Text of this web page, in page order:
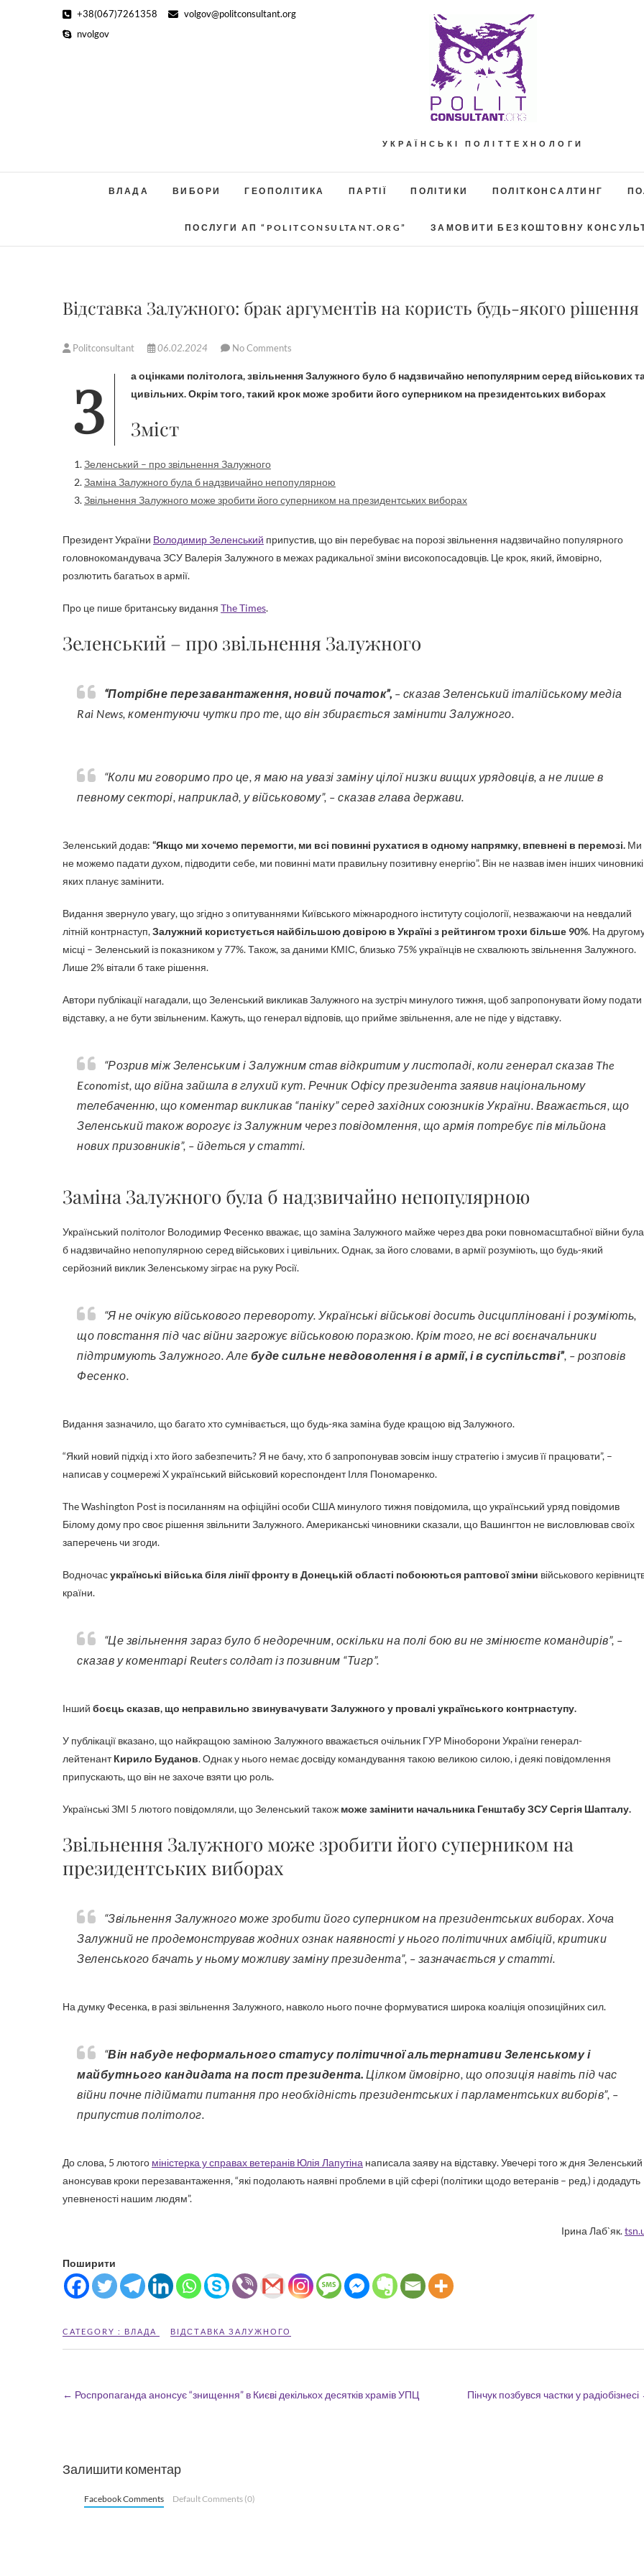
+38(067)7261358
volgov@politconsultant.org
nvolgov
УКРАЇНСЬКІ ПОЛІТТЕХНОЛОГИ
ВЛАДА ВИБОРИ ГЕОПОЛІТИКА ПАРТІЇ ПОЛІТИКИ ПОЛІТКОНСАЛТИНГ
ПОСЛУГИ АП “POLITCONSULTANT.ORG” ЗАМОВИТИ БЕЗКОШТОВНУ
Відставка Залужного: брак аргументів на користь будь-якого рішення
Politconsultant 06.02.2024 No Comments
За оцінками політолога, звільнення Залужного було б надзвичайно непопулярним серед військових та цивільних. Окрім того, такий крок може зробити його суперником на президентських виборах
Зміст
Зеленський – про звільнення Залужного
Заміна Залужного була б надзвичайно непопулярною
Звільнення Залужного може зробити його суперником на президентських виборах
Президент України Володимир Зеленський припустив, що він перебуває на порозі звільнення надзвичайно популярного
головнокомандувача ЗСУ Валерія Залужного в межах радикальної зміни високопосадовців. Це крок, який, ймовірно,
розлютить багатьох в армії.
Про це пише британську видання The Times.
Зеленський – про звільнення Залужного
“Потрібне перезавантаження, новий початок”, – сказав Зеленський італійському медіа
Rai News, коментуючи чутки про те, що він збирається замінити Залужного.
“Коли ми говоримо про це, я маю на увазі заміну цілої низки вищих урядовців, а не лише в
певному секторі, наприклад, у військовому”, – сказав глава держави.
Зеленський додав: “Якщо ми хочемо перемогти, ми всі повинні рухатися в одному напрямку, впевнені в перемозі. Ми
не можемо падати духом, підводити себе, ми повинні мати правильну позитивну енергію”. Він не назвав імен інших
яких планує замінити.
Видання звернуло увагу, що згідно з опитуваннями Київського міжнародного інституту соціології, незважаючи на невдалий
літній контрнаступ,Залужний користується найбільшою довірою в Україні з рейтингом трохи більше 90%. На
місці – Зеленський із показником у 77%. Також, за даними КМІС, близько 75% українців не схвалюють звільнення Залужного.
Лише 2% вітали б таке рішення.
Автори публікації нагадали, що Зеленський викликав Залужного на зустріч минулого тижня, щоб запропонувати йому подати
відставку, а не бути звільненим. Кажуть, що генерал відповів, що прийме звільнення, але не піде у відставку.
“Розрив між Зеленським і Залужним став відкритим у листопаді, коли генерал сказав The
Economist, що війна зайшла в глухий кут. Речник Офісу президента заявив національному
телебаченню, що коментар викликав “паніку” серед західних союзників України. Вважається, що
Зеленський також ворогує із Залужним через повідомлення, що армія потребує пів мільйона
нових призовників”, – йдеться у статті.
Заміна Залужного була б надзвичайно непопулярною
Український політолог Володимир Фесенко вважає, що заміна Залужного майже через два роки повномасштабної війни була
б надзвичайно непопулярною серед військових і цивільних. Однак, за його словами, в армії розуміють, що будь-який
серйозний виклик Зеленському зіграє на руку Росії.
“Я не очікую військового перевороту. Українські військові досить дисципліновані і розуміють,
що повстання під час війни загрожує військовою поразкою. Крім того, не всі воєначальники
підтримують Залужного. Але буде сильне невдоволення і в армії, і в суспільстві”, – розповів
Фесенко.
Видання зазначило, що багато хто сумнівається, що будь-яка заміна буде кращою від Залужного.
“Який новий підхід і хто його забезпечить? Я не бачу, хто б запропонував зовсім іншу стратегію і змусив її працювати”, –
написав у соцмережі X український військовий кореспондент Ілля Пономаренко.
The Washington Post із посиланням на офіційні особи США минулого тижня повідомила, що український уряд повідомив
Білому дому про своє рішення звільнити Залужного. Американські чиновники сказали, що Вашингтон не висловлював своїх
заперечень чи згоди.
Водночасукраїнські війська біля лінії фронту в Донецькій області побоюються раптової зміни військового
країни.
“Це звільнення зараз було б недоречним, оскільки на полі бою ви не змінюєте командирів”, –
сказав у коментарі Reuters солдат із позивним “Тигр”.
Інший боєць сказав, що неправильно звинувачувати Залужного у провалі українського контрнаступу.
У публікації вказано, що найкращою заміною Залужного вважається очільник ГУР Міноборони України генерал-
лейтенантКирило Буданов. Однак у нього немає досвіду командування такою великою силою, і деякі повідомлення
припускають, що він не захоче взяти цю роль.
Українські ЗМІ 5 лютого повідомляли, що Зеленський також може замінити начальника Генштабу ЗСУ Сергія Шапталу.
Звільнення Залужного може зробити його суперником на
президентських виборах
“Звільнення Залужного може зробити його суперником на президентських виборах. Хоча
Залужний не продемонстрував жодних ознак наявності у нього політичних амбіцій, критики
Зеленського бачать у ньому можливу заміну президента”, – зазначається у статті.
На думку Фесенка, в разі звільнення Залужного, навколо нього почне формуватися широка коаліція опозиційних сил.
“Він набуде неформального статусу політичної альтернативи Зеленському і
майбутнього кандидата на пост президента. Цілком ймовірно, що опозиція навіть під час
війни почне підіймати питання про необхідність президентських і парламентських виборів”, –
припустив політолог.
До слова, 5 лютого міністерка у справах ветеранів Юлія Лапутіна написала заяву на відставку. Увечері того ж дня Зеленський
анонсував кроки перезавантаження, “які подолають наявні проблеми в цій сфері (політики щодо ветеранів – ред.) і додадуть
упевненості нашим людям”.
Ірина Лаб`як.
Поширити
CATEGORY : ВЛАДА ВІДСТАВКА ЗАЛУЖНОГО
← Роспропаганда анонсує “знищення” в Києві декількох десятків храмів УПЦ Пінчук позбувся частки у радіобізнесі
Залишити коментар
Facebook Comments Default Comments (0)